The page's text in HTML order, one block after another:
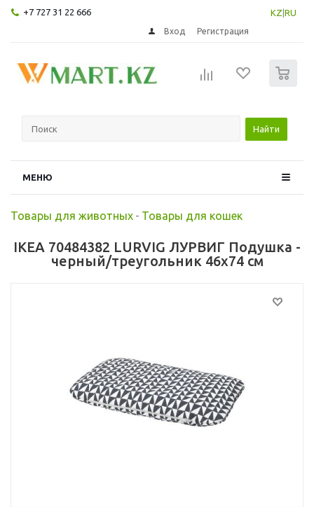
+7 727 31 22 666 KZ RU
Вход Регистрация
Найти
МЕНЮ
Товары для животных - Товары для кошек
IKEA 70484382 LURVIG ЛУРВИГ Подушка -
черный/треугольник 46x74 см